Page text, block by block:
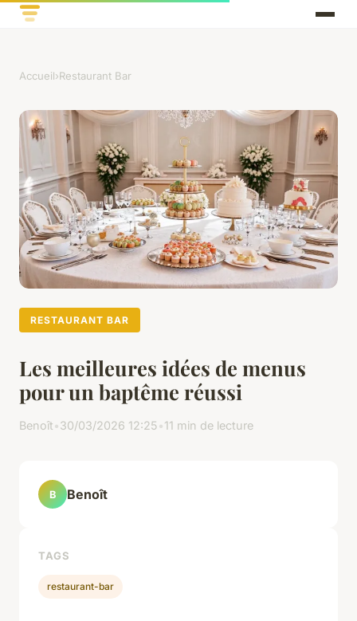
Accueil›Restaurant Bar
RESTAURANT BAR
Les meilleures idées de menus
pour un baptême réussi
Benoît•30/03/2026 12:25•11 min de lecture
B Benoît
TAGS
restaurant-bar